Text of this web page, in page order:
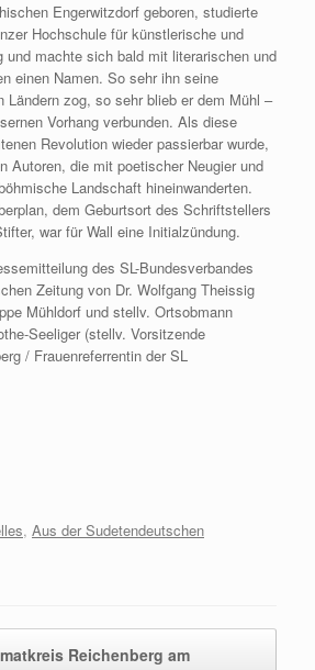
Engerwitzdorf geboren, studierte
Hochschule für künstlerische und
und machte sich bald mit literarischen und
einen Namen. So sehr ihn seine
Ländern zog, so sehr blieb er dem Mühl –
Vorhang verbunden. Als diese
Revolution wieder passierbar wurde,
Autoren, die mit poetischer Neugier und
Landschaft hineinwanderten.
dem Geburtsort des Schriftstellers
war für Wall eine Initialzündung.
des SL-Bundesverbandes
Zeitung von Dr. Wolfgang Theissig
Mühldorf und stellv. Ortsobmann
Seeliger (stellv. Vorsitzende
/ Frauenreferrentin der SL
, Aus der Sudetendeutschen
Reichenberg am